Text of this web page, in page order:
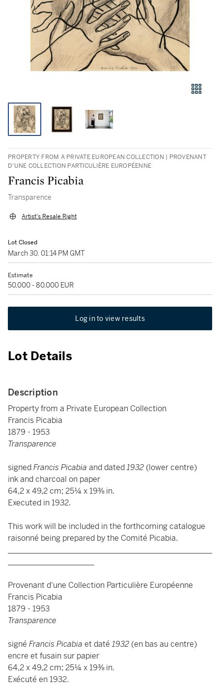
PROPERTY FROM A PRIVATE EUROPEAN COLLECTION | PROVENANT
D'UNE COLLECTION PARTICULIÈRE EUROPÉENNE
Francis Picabia
Transparence
Artist's Resale Right
Lot Closed
March 30, 01:14 PM GMT
Estimate
50,000 - 80,000 EUR
Log in to view results
Lot Details
Description
Property from a Private European Collection
Francis Picabia
1879 - 1953
Transparence
signedFrancis Picabia and dated1932 (lower centre)
ink and charcoal on paper
64,2 x 49,2 cm; 25¼ x 19⅜ in.
Executed in 1932.
This work will be included in the forthcoming catalogue
raisonné being prepared by the Comité Picabia.
Provenant d'une Collection Particulière Européenne
Francis Picabia
1879 - 1953
Transparence
signé Francis Picabia et daté 1932 (en bas au centre)
encre et fusain sur papier
64,2 x 49,2 cm; 25¼ x 19⅜ in.
Exécuté en 1932.